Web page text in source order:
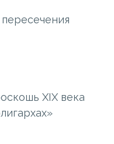
XIX века